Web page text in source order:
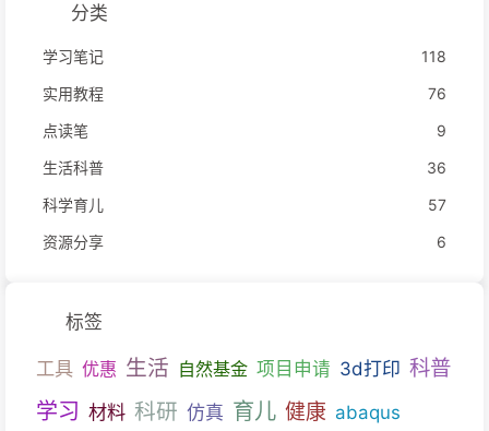
分类
学习笔记
118
实用教程
76
点读笔
9
生活科普
36
科学育儿
57
资源分享
6
标签
工具 优惠 生活 自然基金 项目申请 3d打印 科普
学习 材料 科研 仿真 育儿 健康 abaqus